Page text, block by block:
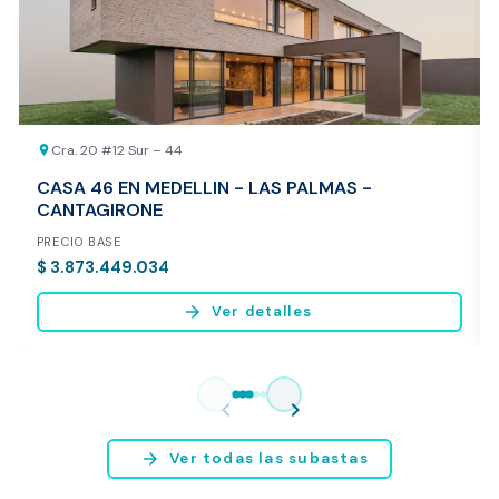
REALIZAR AVALÚO AHORA
* Servicio disponible exclusivamente para inmuebles ubicados en
Bogotá y Medellín.
location_on Cra. 20 #12 Sur – 44
CASA 46 EN MEDELLIN - LAS PALMAS -
CANTAGIRONE
PRECIO BASE
$ 3.873.449.034
arrow_forward Ver detalles
chevron_left chevron_right
arrow_forward Ver todas las subastas